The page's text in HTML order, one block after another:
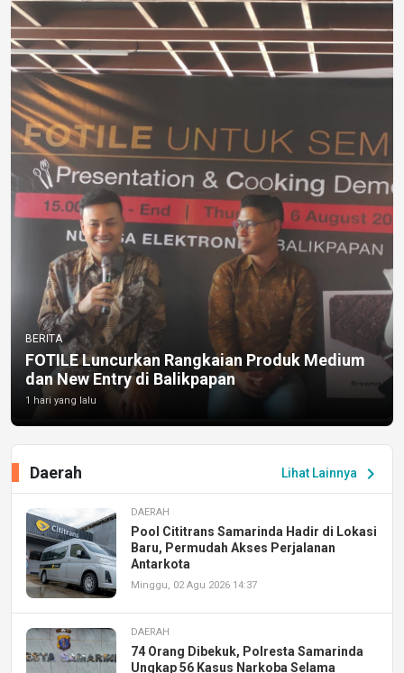
BERITA
FOTILE Luncurkan Rangkaian Produk Medium
dan New Entry di Balikpapan
1 hari yang lalu
Lihat Lainnya chevron_right
Daerah
DAERAH
Pool Cititrans Samarinda Hadir di Lokasi
Baru, Permudah Akses Perjalanan
Antarkota
Minggu, 02 Agu 2026 14:37
DAERAH
74 Orang Dibekuk, Polresta Samarinda
Ungkap 56 Kasus Narkoba Selama